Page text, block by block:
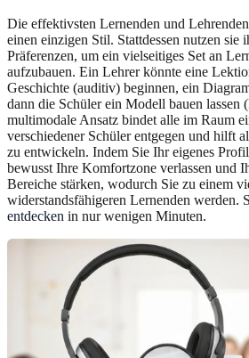
Die effektivsten Lernenden und
einen einzigen Stil. Stattdessen nutzen sie
Präferenzen, um ein vielseitiges Set an
aufzubauen. Ein Lehrer könnte eine
Geschichte (auditiv) beginnen, ein
dann die Schüler ein Modell bauen lassen
multimodale Ansatz bindet alle im Raum
verschiedener Schüler entgegen und hilft
zu entwickeln. Indem Sie Ihr eigenes
bewusst Ihre Komfortzone verlassen und
Bereiche stärken, wodurch Sie zu einem
widerstandsfähigeren Lernenden werden.
entdecken in nur wenigen Minuten.